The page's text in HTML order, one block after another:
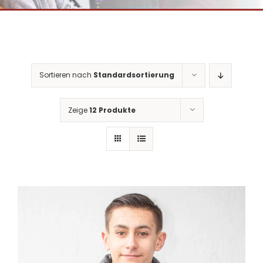
Sortieren nach Standardsortierung
Zeige12 Produkte